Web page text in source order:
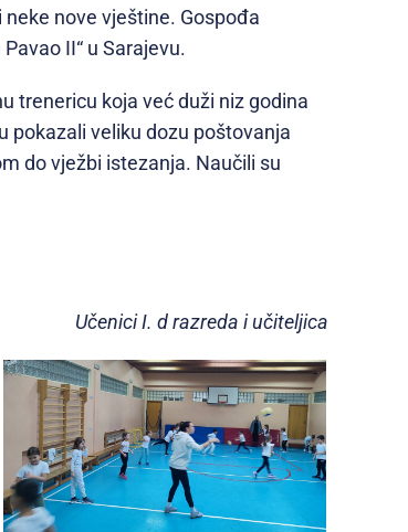
nove vještine. Gospođa
Pavao II“ u Sarajevu.
trenericu koja već duži niz godina
pokazali veliku dozu poštovanja
do vježbi istezanja. Naučili su
Učenici I. d razreda i učiteljica